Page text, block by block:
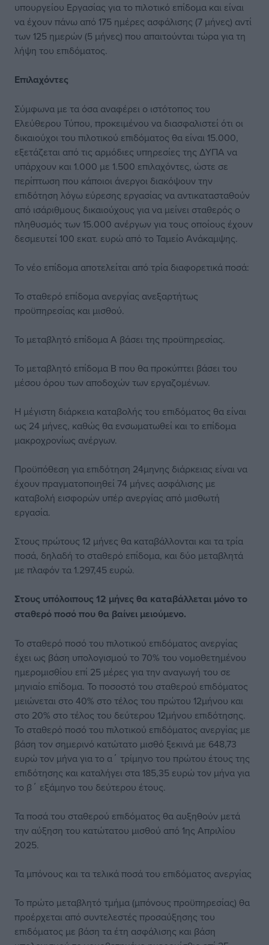
υπουργείου Εργασίας για το πιλοτικό επίδομα και είναι
να έχουν πάνω από 175 ημέρες ασφάλισης (7 μήνες) αντί
των 125 ημερών (5 μήνες) που απαιτούνται τώρα για τη
λήψη του επιδόματος.
Επιλαχόντες
Σύμφωνα με τα όσα αναφέρει ο ιστότοπος του
Ελεύθερου Τύπου, προκειμένου να διασφαλιστεί ότι οι
δικαιούχοι του πιλοτικού επιδόματος θα είναι 15.000,
εξετάζεται από τις αρμόδιες υπηρεσίες της ΔΥΠΑ να
υπάρχουν και 1.000 με 1.500 επιλαχόντες, ώστε σε
περίπτωση που κάποιοι άνεργοι διακόψουν την
επιδότηση λόγω εύρεσης εργασίας να αντικατασταθούν
από ισάριθμους δικαιούχους για να μείνει σταθερός ο
πληθυσμός των 15.000 ανέργων για τους οποίους έχουν
δεσμευτεί 100 εκατ. ευρώ από το Ταμείο Ανάκαμψης.
Το νέο επίδομα αποτελείται από τρία διαφορετικά ποσά:
Το σταθερό επίδομα ανεργίας ανεξαρτήτως
προϋπηρεσίας και μισθού.
Το μεταβλητό επίδομα Α βάσει της προϋπηρεσίας.
Το μεταβλητό επίδομα Β που θα προκύπτει βάσει του
μέσου όρου των αποδοχών των εργαζομένων.
Η μέγιστη διάρκεια καταβολής του επιδόματος θα είναι
ως 24 μήνες, καθώς θα ενσωματωθεί και το επίδομα
μακροχρονίως ανέργων.
Προϋπόθεση για επιδότηση 24μηνης διάρκειας είναι να
έχουν πραγματοποιηθεί 74 μήνες ασφάλισης με
καταβολή εισφορών υπέρ ανεργίας από μισθωτή
εργασία.
Στους πρώτους 12 μήνες θα καταβάλλονται και τα τρία
ποσά, δηλαδή το σταθερό επίδομα, και δύο μεταβλητά
με πλαφόν τα 1.297,45 ευρώ.
Στους υπόλοιπους 12 μήνες θα καταβάλλεται μόνο το
σταθερό ποσό που θα βαίνει μειούμενο.
Το σταθερό ποσό του πιλοτικού επιδόματος ανεργίας
έχει ως βάση υπολογισμού το 70% του νομοθετημένου
ημερομισθίου επί 25 μέρες για την αναγωγή του σε
μηνιαίο επίδομα. Το ποσοστό του σταθερού επιδόματος
μειώνεται στο 40% στο τέλος του πρώτου 12μήνου και
στο 20% στο τέλος του δεύτερου 12μήνου επιδότησης.
Το σταθερό ποσό του πιλοτικού επιδόματος ανεργίας με
βάση τον σημερινό κατώτατο μισθό ξεκινά με 648,73
ευρώ τον μήνα για το α΄ τρίμηνο του πρώτου έτους της
επιδότησης και καταλήγει στα 185,35 ευρώ τον μήνα για
το β΄ εξάμηνο του δεύτερου έτους.
Τα ποσά του σταθερού επιδόματος θα αυξηθούν μετά
την αύξηση του κατώτατου μισθού από 1ης Απριλίου
2025.
Τα μπόνους και τα τελικά ποσά του επιδόματος ανεργίας
Το πρώτο μεταβλητό τμήμα (μπόνους προϋπηρεσίας) θα
προέρχεται από συντελεστές προσαύξησης του
επιδόματος με βάση τα έτη ασφάλισης και βάση